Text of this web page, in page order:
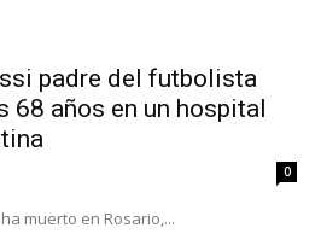
padre del futbolista
68 años en un hospital
0
muerto en Rosario,...